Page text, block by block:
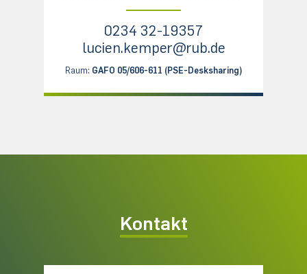
0234 32-19357
lucien.kemper@rub.de
Raum: GAFO 05/606-611 (PSE-Desksharing)
Kontakt